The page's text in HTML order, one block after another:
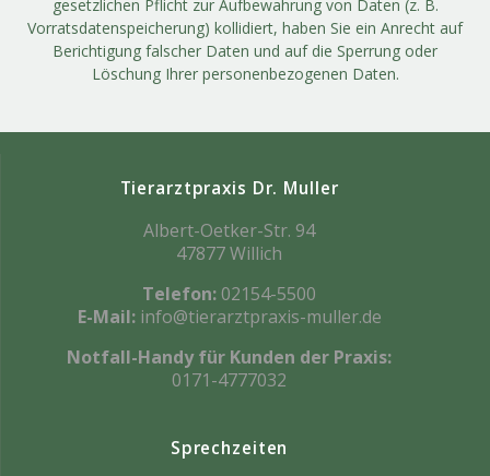
gesetzlichen Pflicht zur Aufbewahrung von Daten (z. B.
Vorratsdatenspeicherung) kollidiert, haben Sie ein Anrecht auf
Berichtigung falscher Daten und auf die Sperrung oder
Löschung Ihrer personenbezogenen Daten.
Tierarztpraxis Dr. Muller
Albert-Oetker-Str. 94
47877 Willich
Telefon: 02154-5500
E-Mail:info@tierarztpraxis-muller.de
Notfall-Handy für Kunden der Praxis:
0171-4777032
Sprechzeiten